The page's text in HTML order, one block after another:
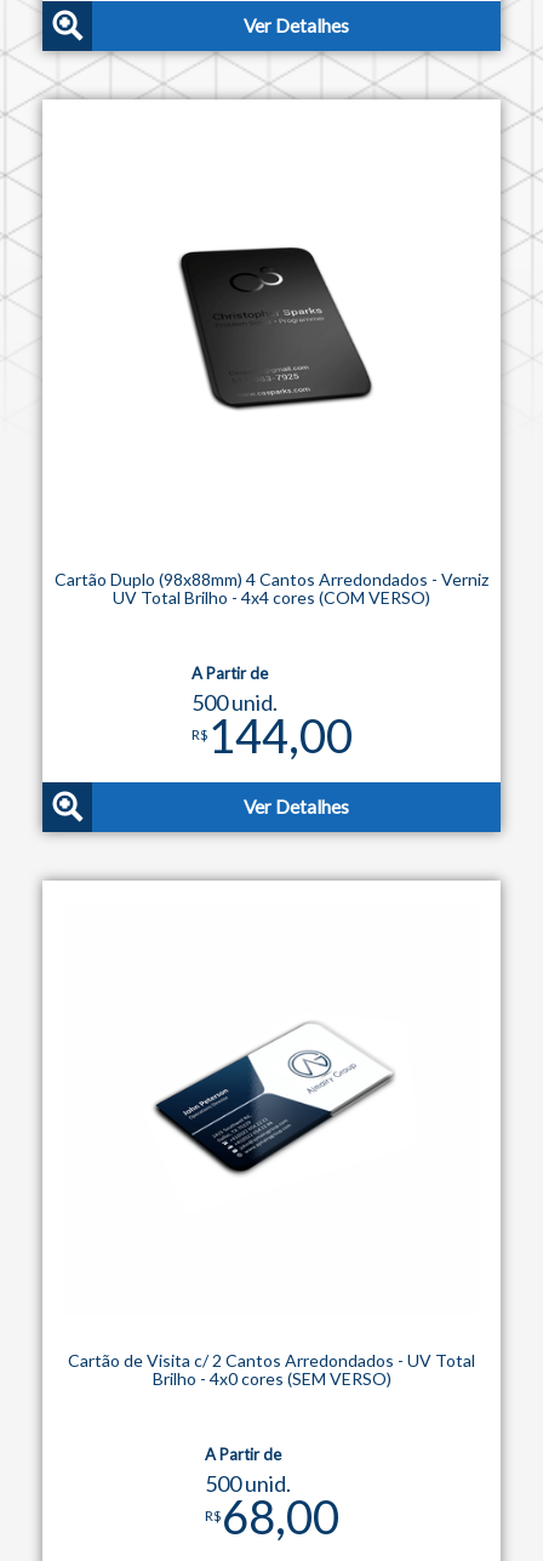
Ver Detalhes
Cartão Duplo (98x88mm) 4 Cantos Arredondados - Verniz
UV Total Brilho - 4x4 cores (COM VERSO)
A Partir de
500 unid.
R$ 144,00
Ver Detalhes
Cartão de Visita c/ 2 Cantos Arredondados - UV Total
Brilho - 4x0 cores (SEM VERSO)
A Partir de
500 unid.
R$ 68,00